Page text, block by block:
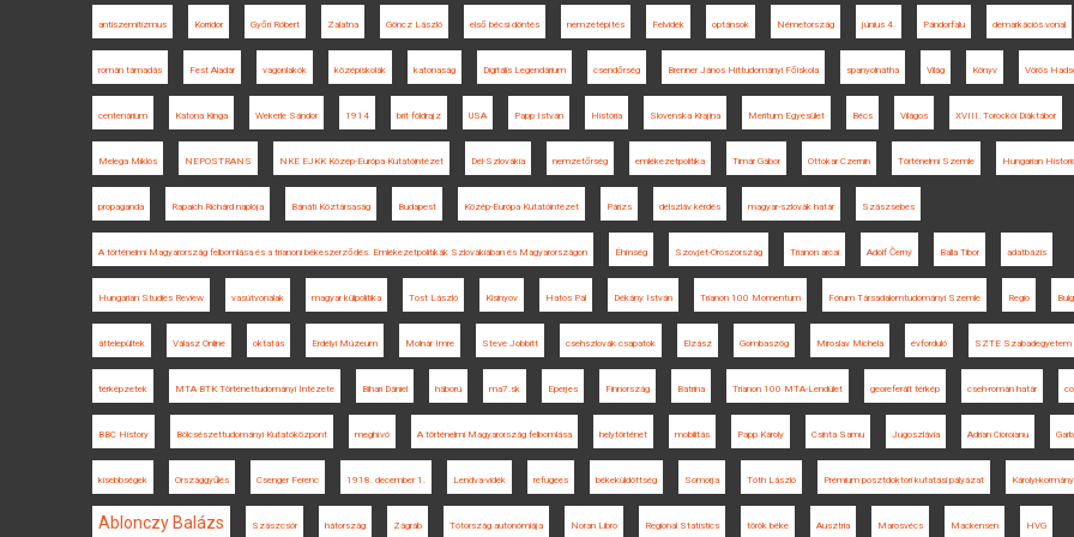
antiszemitizmus Korridor Győri Róbert Zalatna Göncz László első bécsi döntés nemzetépítés Felvidék optánsok Németország június 4. Pándorfalu demarkációs vonal
román támadás Fest Aladár vagonlakók középiskolák katonaság Digitális Legendárium csendőrség Brenner János Hittudományi Főiskola spanyolnátha Világ Könyv Vörös
centenárium Katona Kinga Wekerle Sándor 1914 brit földrajz USA Papp István História Slovenska Krajina Meritum Egyesület Bécs Világos XVIII. Torockói Diáktábor
Melega Miklós NEPOSTRANS NKE EJKK Közép-Európa Kutatóintézet Dél-Szlovákia nemzetőrség emlékezetpolitika Timár Gábor Ottokar Czernin Történelmi Szemle Hungarian
propaganda Rapaich Richárd naplója Bánáti Köztársaság Budapest Közép-Európa Kutatóintézet Párizs délszláv kérdés magyar-szlovák határ Szászsebes
A történelmi Magyarország felbomlása és a trianoni békeszerződés. Emlékezetpolitikák Szlovákiában és Magyarországon Éhínség Szovjet-Oroszország Trianon arcai Adolf Černý Balla Tibor adatbázis
Hungarian Studies Review vasútvonalak magyar külpolitika Tost László Kisinyov Hatos Pál Dékány István Trianon 100 Momentum Fórum Társadalomtudományi Szemle Regio
áttelepültek Válasz Online oktatás Erdélyi Múzeum Molnár Imre Steve Jobbitt csehszlovák csapatok Elzász Gombaszög Miroslav Michela évforduló SZTE Szabadegyetem
térképzetek MTA BTK Történettudományi Intézete Bihari Dániel háború ma7.sk Eperjes Finnország Batrina Trianon 100 MTA-Lendület georeferált térkép cseh-román határ
BBC History Bölcsészettudományi Kutatóközpont meghívó A történelmi Magyarország felbomlása helytörténet mobilitás Papp Károly Csinta Samu Jugoszlávia Adrian Cioroianu
kisebbségek Országgyűlés Csenger Ferenc 1918. december 1. Lendva-vidék refugees békeküldöttség Somorja Tóth László Prémium posztdoktori kutatási pályázat Károlyi-kormány
Ablonczy Balázs Szászcsór hátország Zágráb Tótország autonómiája Noran Libro Regional Statistics török béke Ausztria Marosvécs Mackensen HVG